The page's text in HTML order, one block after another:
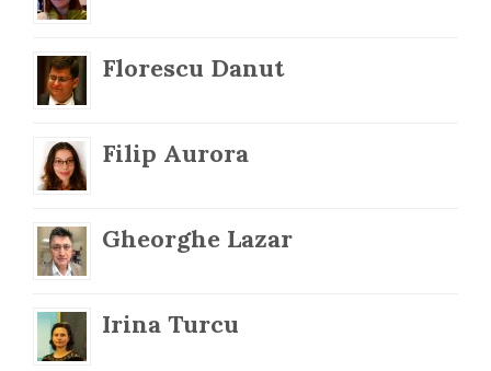
Florescu Danut
Filip Aurora
Gheorghe Lazar
Irina Turcu